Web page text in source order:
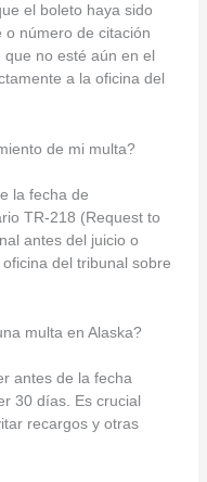
el boleto haya sido
número de citación
no esté aún en el
a la oficina del
de mi multa?
la fecha de
TR-218 (Request to
antes del juicio o
del tribunal sobre
multa en Alaska?
antes de la fecha
30 días. Es crucial
recargos y otras